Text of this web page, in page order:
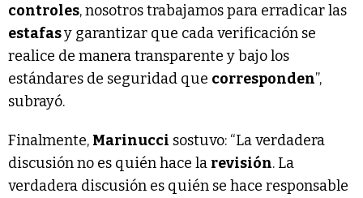
controles, nosotros trabajamos para erradicar las
estafasy garantizar que cada verificación se
realice de manera transparente y bajo los
estándares de seguridad que corresponden”,
subrayó.
Finalmente, Marinucci sostuvo: “La verdadera
discusión no es quién hace la revisión. La
verdadera discusión es quién se hace responsable